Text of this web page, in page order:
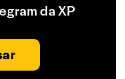
da XP